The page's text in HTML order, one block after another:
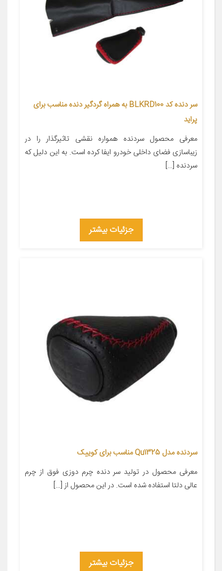
سر دنده کد BLKRD100 به همراه گردگیر دنده مناسب برای
پراید
معرفی محصول سردنده همواره نقشی تاثیرگذار را در
زیباسازی فضای داخلی خودرو ایفا کرده است. به این دلیل که
سردنده […]
جزئیات بیشتر
سردنده مدل Qu1325 مناسب برای کوییک
معرفی محصول در تولید سر دنده چرم دوزی فوق از چرم
عالی دلتا استفاده شده است. در این محصول از […]
جزئیات بیشتر